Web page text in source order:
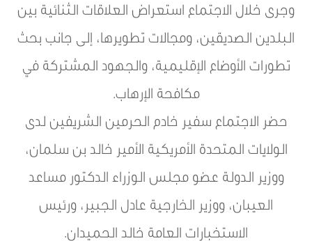
وجرى خلال الاجتماع استعراض العلاقات الثنائية بين
البلدين الصديقين، ومجالات تطويرها، إلى جانب بحث
تطورات الأوضاع الإقليمية، والجهود المشتركة في
مكافحة الإرهاب.
حضر الاجتماع سفير خادم الحرمين الشريفين لدى
الولايات المتحدة الأمريكية الأمير خالد بن سلمان،
ووزير الدولة عضو مجلس الوزراء الدكتور مساعد
العيبان، ووزير الخارجية عادل الجبير، ورئيس
الاستخبارات العامة خالد الحميدان.